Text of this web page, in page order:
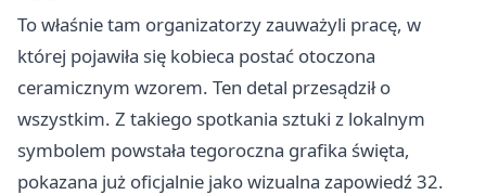
To właśnie tam organizatorzy zauważyli pracę, w
której pojawiła się kobieca postać otoczona
ceramicznym wzorem. Ten detal przesądził o
wszystkim. Z takiego spotkania sztuki z lokalnym
symbolem powstała tegoroczna grafika święta,
pokazana już oficjalnie jako wizualna zapowiedź 32.